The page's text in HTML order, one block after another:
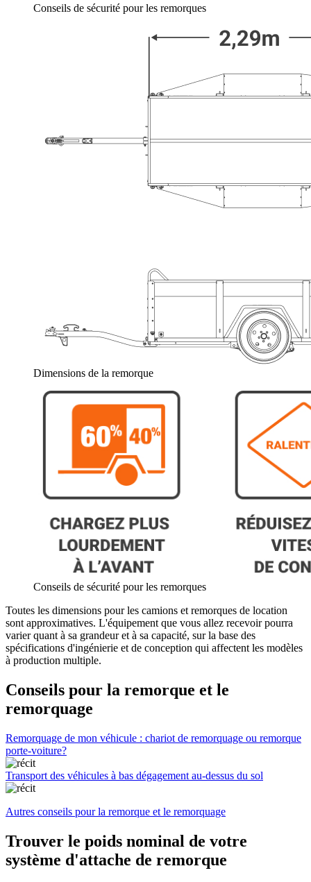
Conseils de sécurité pour les remorques
Dimensions de la remorque
Conseils de sécurité pour les remorques
Toutes les dimensions pour les camions et remorques de location
sont approximatives. L'équipement que vous allez recevoir pourra
varier quant à sa grandeur et à sa capacité, sur la base des
spécifications d'ingénierie et de conception qui affectent les modèles
à production multiple.
Conseils pour la remorque et le
remorquage
Remorquage de mon véhicule : chariot de remorquage ou remorque
porte-voiture?
Transport des véhicules à bas dégagement au-dessus du sol
Autres conseils pour la remorque et le remorquage
Trouver le poids nominal de votre
système d'attache de remorque